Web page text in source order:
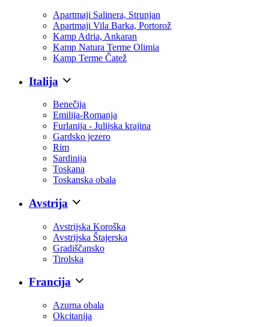
Apartmaji Salinera, Strunjan
Apartmaji Vila Barka, Portorož
Kamp Adria, Ankaran
Kamp Natura Terme Olimia
Kamp Terme Čatež
Italija
Benečija
Emilija-Romanja
Furlanija - Julijska krajina
Gardsko jezero
Rim
Sardinija
Toskana
Toskanska obala
Avstrija
Avstrijska Koroška
Avstrijska Štajerska
Gradiščansko
Tirolska
Francija
Azurna obala
Okcitanija